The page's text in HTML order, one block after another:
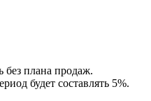
без плана продаж.
будет составлять 5%.